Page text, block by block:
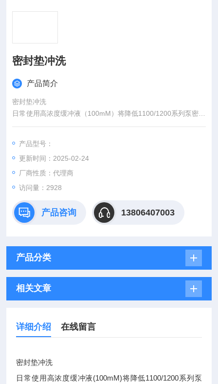
密封垫冲洗
产品简介
密封垫冲洗
日常使用高浓度缓冲液（100mM）将降低1100/1200系列泵密封
垫和柱塞杆的使用寿命。您可以使用我们的其中一种工具包解决
（90/10）作为清洗剂。连续利用重力使清洗溶剂流过，并与所
有1100/1200标准与毛细管泵兼容。主动使用蠕动泵使清洗溶剂
流过，与具有序列号DE40906378、DE4092
产品型号：
更新时间：2025-02-24
厂商性质：代理商
访问量：2928
产品咨询 13806407003
产品分类
相关文章
详细介绍 在线留言
密封垫冲洗
日常使用高浓度缓冲液(100mM)将降低1100/1200系列泵